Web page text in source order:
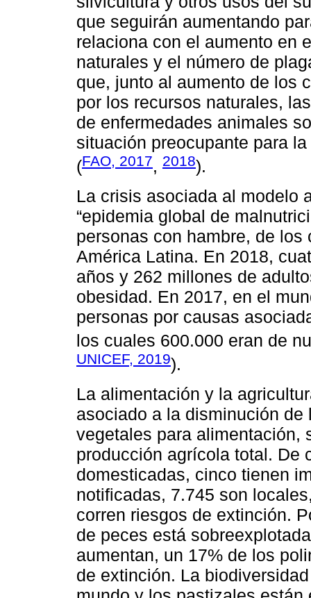
que seguirán aumentando
relaciona con el aumento en
naturales y el número de
que, junto al aumento de los
por los recursos naturales,
de enfermedades animales
situación preocupante para
(FAO, 2017, 2018).
La crisis asociada al modelo
“epidemia global de
personas con hambre, de
América Latina. En 2018,
años y 262 millones de
obesidad. En 2017, en el
personas por causas
los cuales 600.000 eran de
UNICEF, 2019).
La alimentación y la
asociado a la disminución
vegetales para alimentación,
producción agrícola total. De
domesticadas, cinco tienen
notificadas, 7.745 son
corren riesgos de extinción.
de peces está
aumentan, un 17% de los
de extinción. La